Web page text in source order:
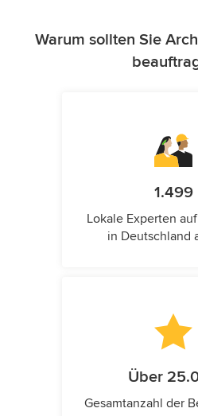
Warum sollten Sie
1.499
Lokale Experten
in Deutschland
Über
Gesamtanzahl der